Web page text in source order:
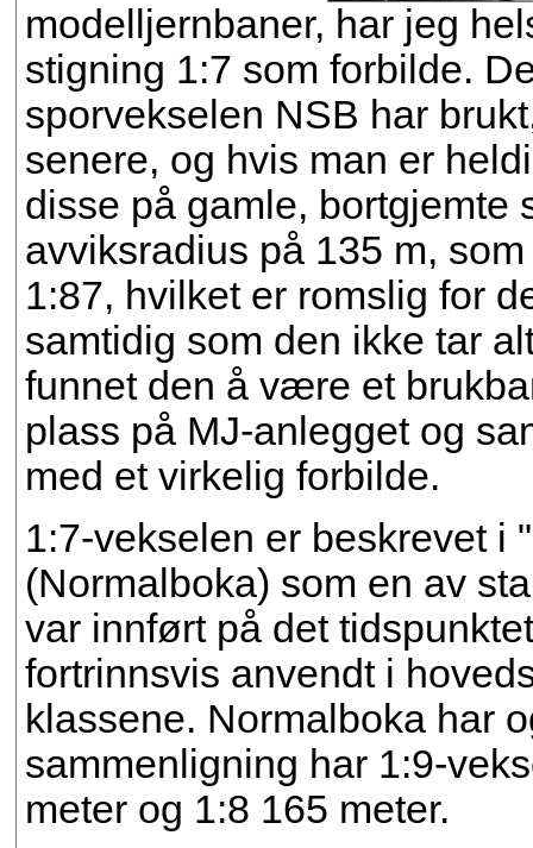
modelljernbaner, har jeg
stigning 1:7 som forbilde.
sporvekselen NSB har
senere, og hvis man er
disse på gamle, bortgjemte
avviksradius på 135 m,
1:87, hvilket er romslig for
samtidig som den ikke tar
funnet den å være et
plass på MJ-anlegget og
med et virkelig forbilde.
1:7-vekselen er beskrevet i
(Normalboka) som en av
var innført på det
fortrinnsvis anvendt i
klassene. Normalboka har
sammenligning har 1:9-
meter og 1:8 165 meter.